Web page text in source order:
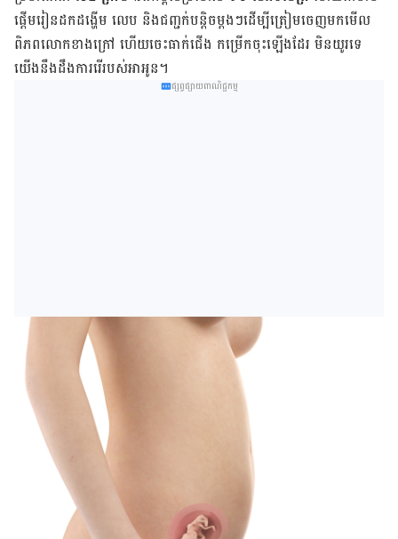
ផ្តើម​រៀន​ដក​ដង្ហើម លេប និង​ជញ្ជក់​បន្តិច​ម្តងៗ​ដើម្បី​ត្រៀម​ចេញ​មក​មើល​
ពិភព​លោក​ខាង​ក្រៅ ហើយ​ចេះ​ធាក់​ជើង កម្រើក​ចុះ​ឡើង​ដែរ មិន​យូរ​ទេ​
យើង​នឹង​ដឹង​ការ​រើ​​របស់​អាអូន។
ផ្សព្វផ្សាយពាណិជ្ជកម្ម